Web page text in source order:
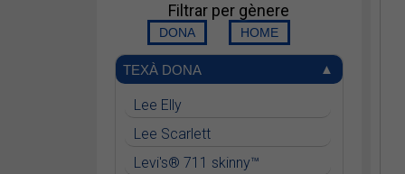
Filtrar per gènere
TEXÀ DONA
Lee Elly
Lee Scarlett
Levi's® 711 skinny™